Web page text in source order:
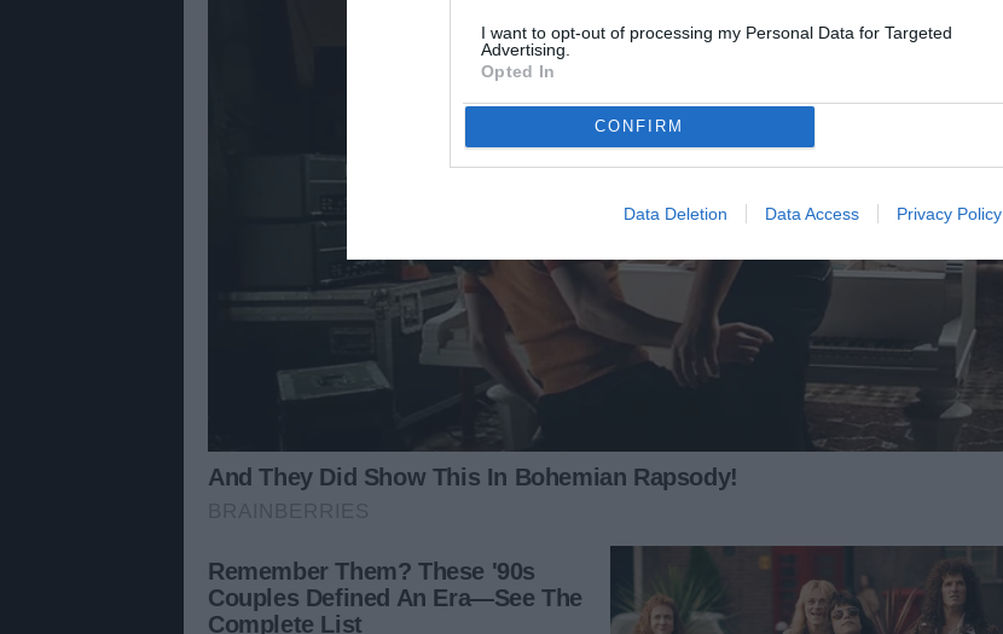
I want to opt-out of processing my Personal Data for Targeted
Advertising.
Opted In
CONFIRM
Data Deletion Data Access Privacy Policy